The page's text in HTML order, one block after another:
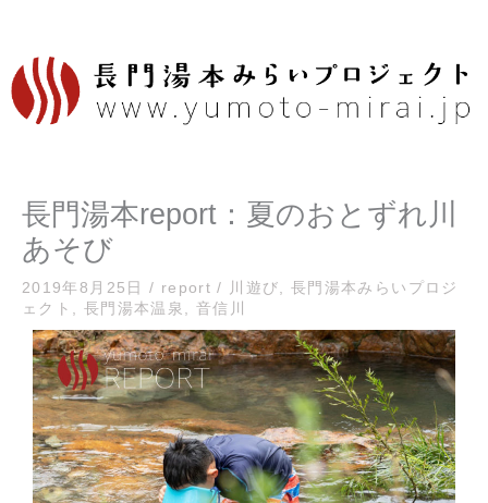
容
を
長門湯本report：夏のおとずれ川
あそび
2019年8月25日/ report / 川遊び
長門湯本みらいプロジ
ェクト
長門湯本温泉 音信川